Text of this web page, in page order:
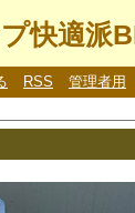
快適派
RSS 管理者用